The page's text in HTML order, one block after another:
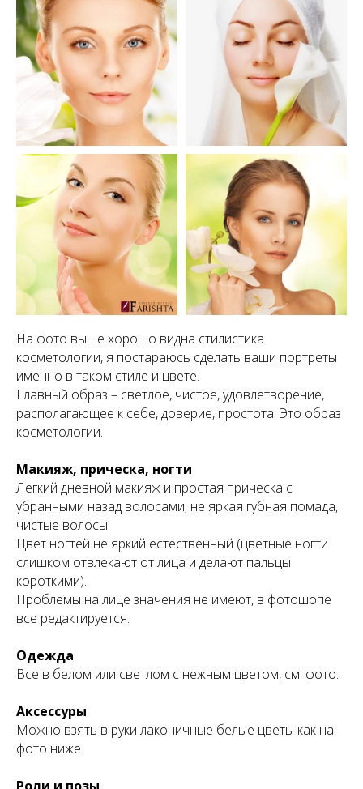
На фото выше хорошо видна стилистика
косметологии, я постараюсь сделать ваши портреты
именно в таком стиле и цвете.
Главный образ – светлое, чистое, удовлетворение,
располагающее к себе, доверие, простота. Это образ
косметологии.
Макияж, прическа, ногти
Легкий дневной макияж и простая прическа с
убранными назад волосами, не яркая губная помада,
чистые волосы.
Цвет ногтей не яркий естественный (цветные ногти
слишком отвлекают от лица и делают пальцы
короткими).
Проблемы на лице значения не имеют, в фотошопе
все редактируется.
Одежда
Все в белом или светлом с нежным цветом, см. фото.
Аксессуры
Можно взять в руки лаконичные белые цветы как на
фото ниже.